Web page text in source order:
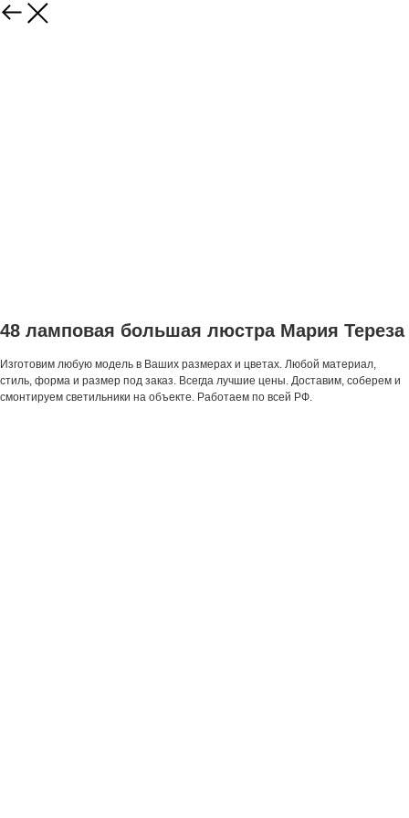
48 ламповая большая люстра Мария Тереза
Изготовим любую модель в Ваших размерах и цветах. Любой материал,
стиль, форма и размер под заказ. Всегда лучшие цены. Доставим, соберем и
смонтируем светильники на объекте. Работаем по всей РФ.